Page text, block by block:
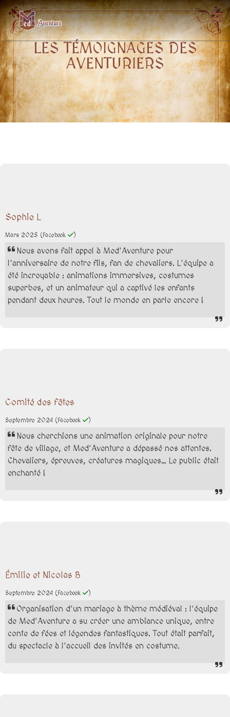
LES TÉMOIGNAGES DES
AVENTURIERS
Sophie L
Mars 2025 (Facebook )
Nous avons fait appel à Med’Aventure pour
l'anniversaire de notre fils, fan de chevaliers. L’équipe a
été incroyable : animations immersives, costumes
superbes, et un animateur qui a captivé les enfants
pendant deux heures. Tout le monde en parle encore !
Comité des fêtes
Septembre 2024 (Facebook )
Nous cherchions une animation originale pour notre
fête de village, et Med’Aventure a dépassé nos attentes.
Chevaliers, épreuves, créatures magiques… Le public était
enchanté !
Émilie et Nicolas B
Septembre 2024 (Facebook )
Organisation d’un mariage à thème médiéval : l’équipe
de Med’Aventure a su créer une ambiance unique, entre
conte de fées et légendes fantastiques. Tout était parfait,
du spectacle à l’accueil des invités en costume.